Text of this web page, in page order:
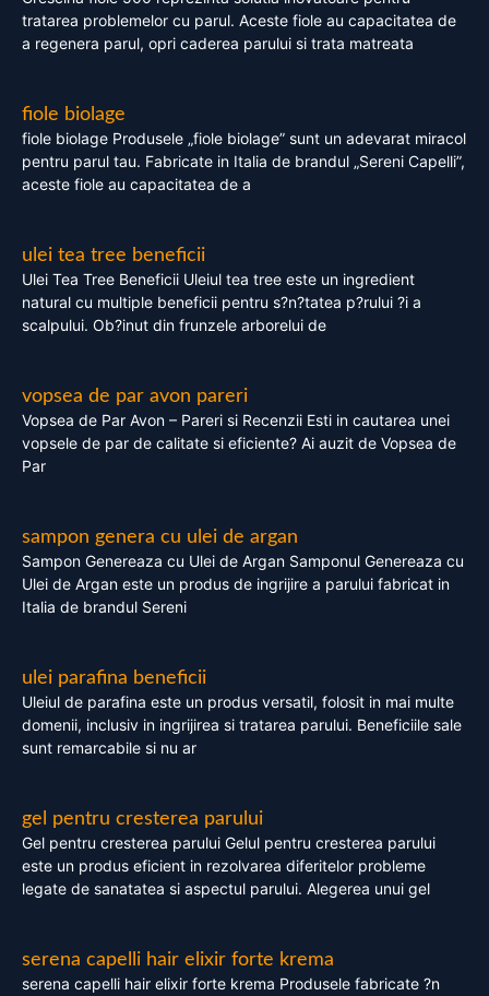
tratarea problemelor cu parul. Aceste fiole au capacitatea de
a regenera parul, opri caderea parului si trata matreata
fiole biolage
fiole biolage Produsele „fiole biolage” sunt un adevarat miracol
pentru parul tau. Fabricate in Italia de brandul „Sereni Capelli”,
aceste fiole au capacitatea de a
ulei tea tree beneficii
Ulei Tea Tree Beneficii Uleiul tea tree este un ingredient
natural cu multiple beneficii pentru s?n?tatea p?rului ?i a
scalpului. Ob?inut din frunzele arborelui de
vopsea de par avon pareri
Vopsea de Par Avon – Pareri si Recenzii Esti in cautarea unei
vopsele de par de calitate si eficiente? Ai auzit de Vopsea de
Par
sampon genera cu ulei de argan
Sampon Genereaza cu Ulei de Argan Samponul Genereaza cu
Ulei de Argan este un produs de ingrijire a parului fabricat in
Italia de brandul Sereni
ulei parafina beneficii
Uleiul de parafina este un produs versatil, folosit in mai multe
domenii, inclusiv in ingrijirea si tratarea parului. Beneficiile sale
sunt remarcabile si nu ar
gel pentru cresterea parului
Gel pentru cresterea parului Gelul pentru cresterea parului
este un produs eficient in rezolvarea diferitelor probleme
legate de sanatatea si aspectul parului. Alegerea unui gel
serena capelli hair elixir forte krema
serena capelli hair elixir forte krema Produsele fabricate ?n